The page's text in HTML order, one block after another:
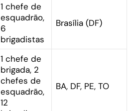
1 chefe de
esquadrão,
6
brigadistas
Brasília (DF)
1 chefe de
brigada, 2
chefes de
esquadrão,
12
BA, DF, PE, TO